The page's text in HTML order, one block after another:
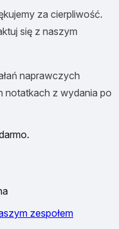
za cierpliwość.
się z naszym
naprawczych
notatkach z wydania po
zespołem